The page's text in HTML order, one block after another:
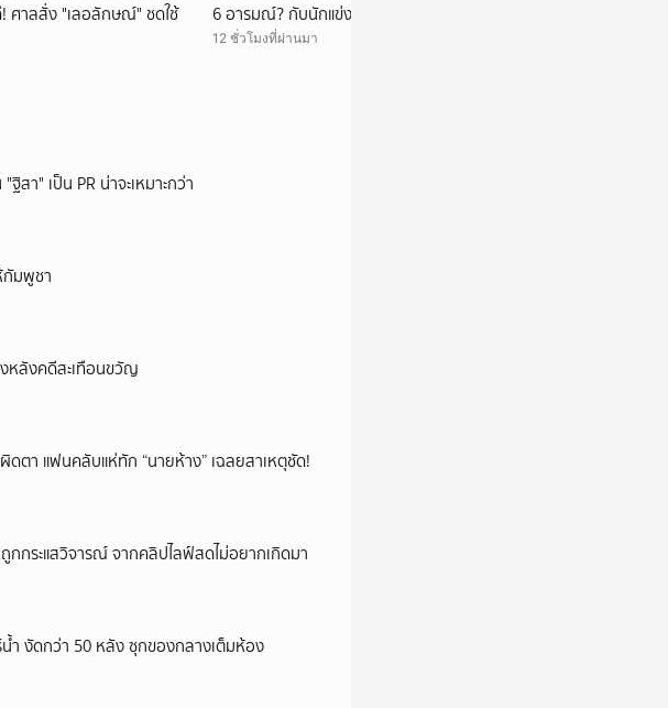
ศาลสั่ง "เลอลักษณ์" ชดใช้
6 อารมณ์? กับนักแข่ง EP.2
12 ชั่วโมงที่ผ่านมา
สา" เป็น PR น่าจะเหมาะกว่า
มพูชา
หลังคดีสะเทือนขวัญ
ดตา แฟนคลับแห่ทัก “นายห้าง” เฉลยสาเหตุชัด!
กระแสวิจารณ์ จากคลิปไลฟ์สดไม่อยากเกิดมา
ำ งัดกว่า 50 หลัง ซุกของกลางเต็มห้อง